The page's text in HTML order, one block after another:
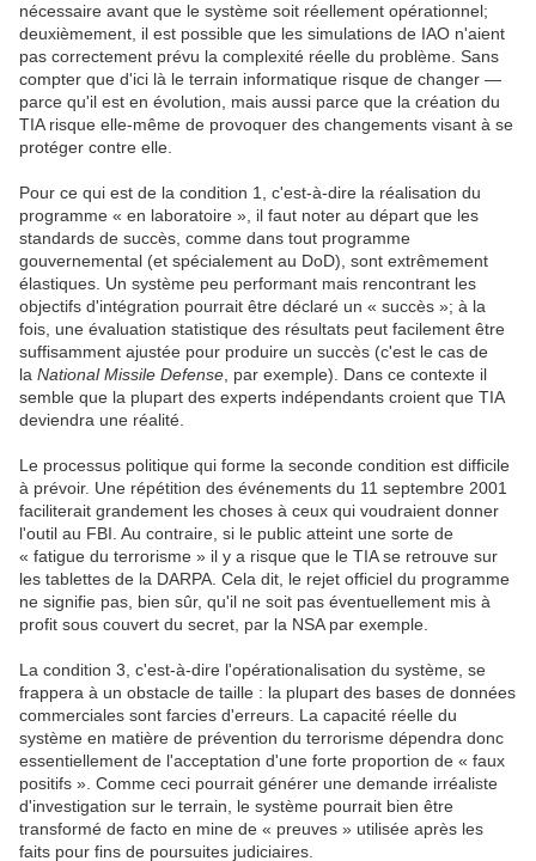
nécessaire avant que le système soit réellement opérationnel;
deuxièmement, il est possible que les simulations de IAO n'aient
pas correctement prévu la complexité réelle du problème. Sans
compter que d'ici là le terrain informatique risque de changer —
parce qu'il est en évolution, mais aussi parce que la création du
TIA risque elle-même de provoquer des changements visant à se
protéger contre elle.
Pour ce qui est de la condition 1, c'est-à-dire la réalisation du
programme « en laboratoire », il faut noter au départ que les
standards de succès, comme dans tout programme
gouvernemental (et spécialement au DoD), sont extrêmement
élastiques. Un système peu performant mais rencontrant les
objectifs d'intégration pourrait être déclaré un « succès »; à la
fois, une évaluation statistique des résultats peut facilement être
suffisamment ajustée pour produire un succès (c'est le cas de
la National Missile Defense , par exemple). Dans ce contexte il
semble que la plupart des experts indépendants croient que TIA
deviendra une réalité.
Le processus politique qui forme la seconde condition est difficile
à prévoir. Une répétition des événements du 11 septembre 2001
faciliterait grandement les choses à ceux qui voudraient donner
l'outil au FBI. Au contraire, si le public atteint une sorte de
« fatigue du terrorisme » il y a risque que le TIA se retrouve sur
les tablettes de la DARPA. Cela dit, le rejet officiel du programme
ne signifie pas, bien sûr, qu'il ne soit pas éventuellement mis à
profit sous couvert du secret, par la NSA par exemple.
La condition 3, c'est-à-dire l'opérationalisation du système, se
frappera à un obstacle de taille : la plupart des bases de données
commerciales sont farcies d'erreurs. La capacité réelle du
système en matière de prévention du terrorisme dépendra donc
essentiellement de l'acceptation d'une forte proportion de « faux
positifs ». Comme ceci pourrait générer une demande irréaliste
d'investigation sur le terrain, le système pourrait bien être
transformé de facto en mine de « preuves » utilisée après les
faits pour fins de poursuites judiciaires.